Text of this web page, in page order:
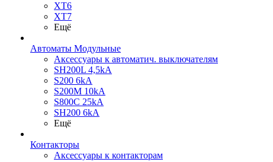
XT6
XT7
Ещё
Автоматы Модульные
Аксессуары к автоматич. выключателям
SH200L 4,5kA
S200 6kA
S200M 10kA
S800C 25kA
SH200 6kA
Ещё
Контакторы
Аксессуары к контакторам